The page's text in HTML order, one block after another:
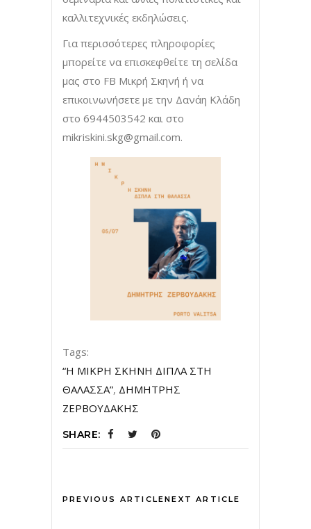
καλλιτεχνικές εκδηλώσεις.
Για περισσότερες πληροφορίες
μπορείτε να επισκεφθείτε τη σελίδα
μας στο FB Μικρή Σκηνή ή να
επικοινωνήσετε με την Δανάη Κλάδη
στο 6944503542 και στο
mikriskini.skg@gmail.com.
Tags:
“Η ΜΙΚΡΗ ΣΚΗΝΗ ΔΙΠΛΑ ΣΤΗ
ΘΑΛΑΣΣΑ”, ΔΗΜΗΤΡΗΣ
ΖΕΡΒΟΥΔΑΚΗΣ
SHARE:
PREVIOUS ARTICLENEXT ARTICLE